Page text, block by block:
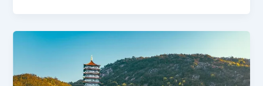
Top
Things
Know